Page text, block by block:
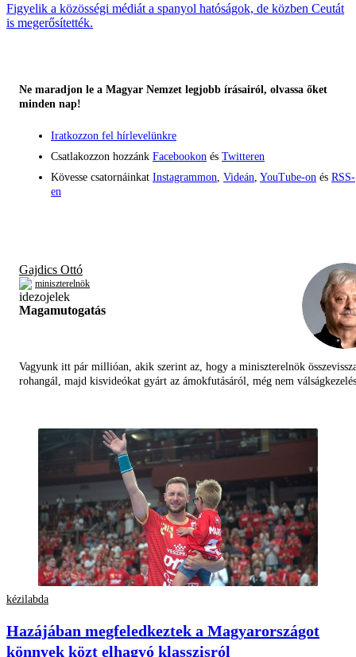
Figyelik a közösségi médiát a spanyol hatóságok, de közben Ceutát
is megerősítették.
Ne maradjon le a Magyar Nemzet legjobb írásairól, olvassa őket
minden nap!
Iratkozzon fel hírlevelünkre
Csatlakozzon hozzánk Facebookon és Twitteren
Kövesse csatornáinkat Instagrammon Videán YouTube-on és RSS-
en
Gajdics Ottó
miniszterelnök
Magamutogatás
Vagyunk itt pár millióan, akik szerint az, hogy a miniszterelnök
rohangál, majd kisvideókat gyárt az ámokfutásáról, még nem
kézilabda
Hazájában megfeledkeztek a Magyarországot
könnyek közt elhagyó klasszisról